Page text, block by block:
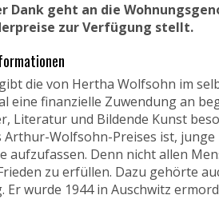
Dank geht an die
zur Verfügung stellt.
die von Hertha Wolfsohn im
eine finanzielle Zuwendung an
Literatur und Bildende Kunst
Wolfsohn-Preises ist,
aufzufassen. Denn nicht allen
zu erfüllen. Dazu gehörte
Er wurde 1944 in Auschwitz